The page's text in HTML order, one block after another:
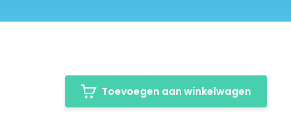
Toevoegen aan winkelwagen